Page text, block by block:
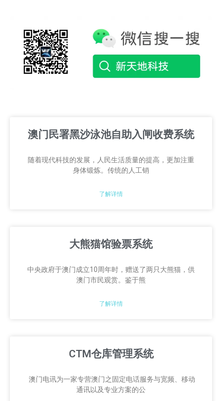
澳门民署黑沙泳池自助入闸收费系统
随着现代科技的发展，人民生活质量的提高，更加注重
身体锻炼。传统的人工销
了解详情
大熊猫馆验票系统
中央政府于澳门成立10周年时，赠送了两只大熊猫，供
澳门市民观赏。鉴于熊
了解详情
CTM仓库管理系统
澳门电讯为一家专营澳门之固定电话服务与宽频、移动
通讯以及专业方案的公